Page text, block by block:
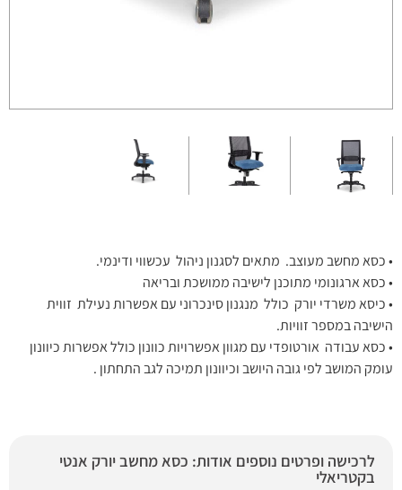
• כסא מחשב מעוצב. מתאים לסגנון ניהול עכשווי ודינמי.
• כסא ארגונומי מתוכנן לישיבה ממושכת ובריאה
• כיסא משרדי יורק כולל מנגנון סינכרוני עם אפשרות נעילת זווית
הישיבה במספר זוויות.
• כסא עבודה אורטופדי עם מגוון אפשרויות כוונון כולל אפשרות כיוונון
עומק המושב לפי גובה היושב וכיוונון תמיכה לגב התחתון .
לרכישה ופרטים נוספים אודות: כסא מחשב יורק אנטי
בקטריאלי